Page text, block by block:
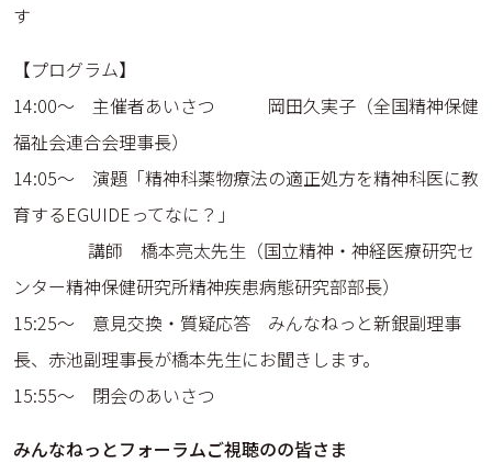
す
【プログラム】
14:00〜 主催者あいさつ 岡田久実子（全国精神保健
福祉会連合会理事長）
14:05～ 演題「精神科薬物療法の適正処方を精神科医に教
育するEGUIDEってなに？」
講師 橋本亮太先生（国立精神・神経医療研究セ
ンター精神保健研究所精神疾患病態研究部部長）
15:25～ 意見交換・質疑応答 みんなねっと新銀副理事
長、赤池副理事長が橋本先生にお聞きします。
15:55～ 閉会のあいさつ
みんなねっとフォーラムご視聴のの皆さま